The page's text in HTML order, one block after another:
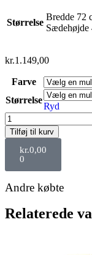
Størrelse
Bredde 72
Sædehøjde
kr.1.149,00
Farve
Størrelse
Ryd
Tilføj til kurv
kr.0,00
0
Andre købte
Relaterede